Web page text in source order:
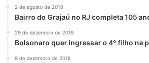
2 de agosto de 2019
Bairro do Grajaú no RJ completa 105
29 de dezembro de 2019
Bolsonaro quer ingressar o 4º filho na
9 de dezembro de 2018